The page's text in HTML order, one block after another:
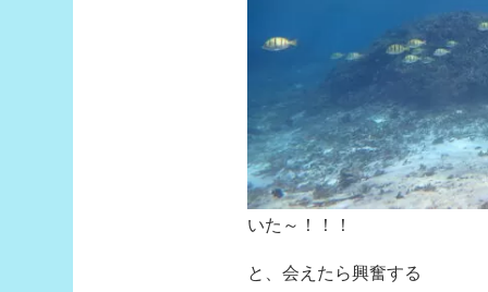
いた～！！！
と、会えたら興奮する